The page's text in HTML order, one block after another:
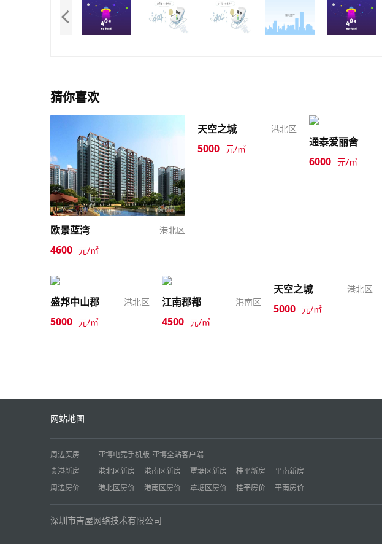
猜你喜欢
欧景蓝湾 港北区
4600 元/㎡
天空之城 港北区
5000 元/㎡
通泰爱丽舍
6000 元/㎡
盛邦中山郡 港北区
5000 元/㎡
江南郡都 港南区
4500 元/㎡
天空之城 港北区
5000 元/㎡
网站地图
周边买房
亚博电竞手机版-亚博全站客户端
贵港新房
港北区新房 港南区新房 覃塘区新房 桂平新房
平南新房
周边房价
港北区房价 港南区房价 覃塘区房价 桂平房价 平南房价
深圳市吉屋网络技术有限公司